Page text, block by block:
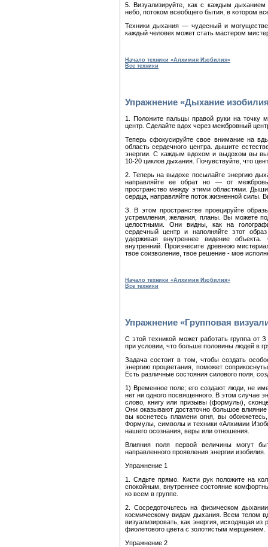
5. Визуализируйте, как с каждым
небо, потоком всеобщего бытия, в котором
Техники дыхания — чудесный и
каждый человек может стать мастером
Начало техники «Алхимия Изобилия»
Все техники
Упражнение «Дыхание
1. Положите пальцы правой руки на
центр. Сделайте вдох через межбровный
Теперь сфокусируйте свое внимание на
область сердечного центра. дышите
энергии. С каждым вдохом и выдохом вы
10-20 циклов дыхания. Почувствуйте, что
2. Теперь на выдохе посылайте энергию
направляйте ее обрат но — от
пространство между этими областями.
сердца, направляйте поток жизненной силы.
З. В этом пространстве проецируйте
устремления, желания, планы. Вы можете
целостными. Они видны, как на
сердечный центр и наполняйте этот образ
удерживая внутреннее видение
внутренний. Произнесите древнюю
твое соизволение, твое решение - мое
Начало техники «Алхимия Изобилия»
Все техники
Упражнение «Групповая
С этой техникой может работать группа от
при условии, что больше половины людей в
Задача состоит в том, чтобы создать
энергию процветания, поможет
Есть различные состояния силового поля,
1) Временное поле; его создают люди, не
нет ни одного посвященного. В этом случае
слово, книгу или призывы (формулы),
Они оказывают достаточно большое
вы коснетесь пламени огня, вы
Формулы, символы и техники «Алхимии
нашего осознания, веры или отношения.
Влияния поля первой величины могут
направленного проявления энергии изобилия.
Упражнение 1
1. Сядьте прямо. Кисти рук положите на
спокойным, внутреннее состояние
ко всем в группе.
2. Сосредоточьтесь на физическом
космическому видам дыхания. Всем телом
визуализировать, как энергия, исходящая
фиолетового цвета с золотистым
Упражнение 2